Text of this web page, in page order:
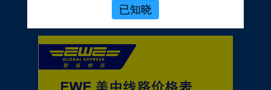
EWE转运官网公告，再次感谢您的配合与支
持！
EWE US EXPRESS INC.
2023年10月19日
已知晓